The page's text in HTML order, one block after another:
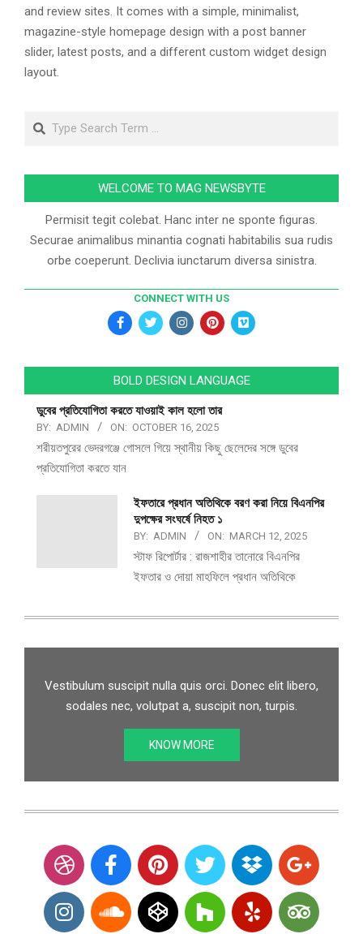
and review sites. It comes with a simple, minimalist,
magazine-style homepage design with a post banner
slider, latest posts, and a different custom widget design
layout.
WELCOME TO MAG NEWSBYTE
Permisit tegit colebat. Hanc inter ne sponte figuras.
Securae animalibus minantia cognati habitabilis sua rudis
orbe coeperunt. Declivia iunctarum diversa sinistra.
CONNECT WITH US
BOLD DESIGN LANGUAGE
ডুবের প্রতিযোগিতা করতে যাওয়াই কাল হলো তার
BY: ADMIN ON: OCTOBER 16, 2025
শরীয়তপুরের ভেদরগঞ্জে গোসলে গিয়ে স্থানীয় কিছু ছেলেদের সঙ্গে ডুবের
প্রতিযোগিতা করতে যান
ইফতারে প্রধান অতিথিকে বরণ করা নিয়ে বিএনপির
দুপক্ষের সংঘর্ষে নিহত ১
BY: ADMIN ON: MARCH 12, 2025
স্টাফ রিপোর্টার : রাজশাহীর তানোরে বিএনপির
ইফতার ও দোয়া মাহফিলে প্রধান অতিথিকে
Vestibulum suscipit nulla quis orci. Donec elit libero,
sodales nec, volutpat a, suscipit non, turpis.
KNOW MORE